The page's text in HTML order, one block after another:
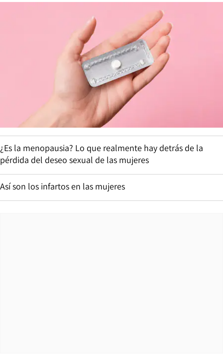
¿Es la menopausia? Lo que realmente hay detrás de la
pérdida del deseo sexual de las mujeres
Así son los infartos en las mujeres